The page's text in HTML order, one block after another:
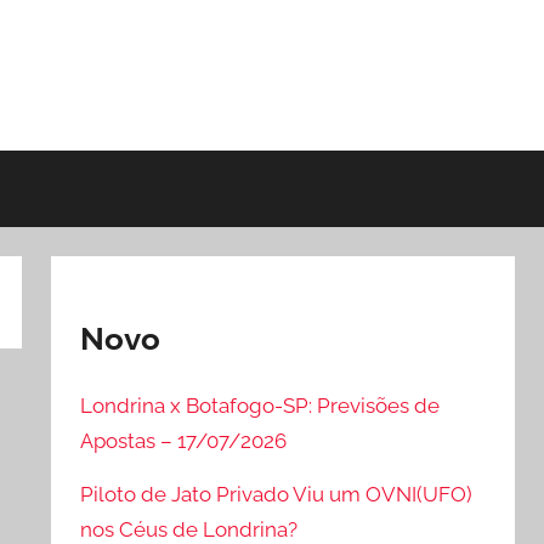
Novo
Londrina x Botafogo-SP: Previsões de
Apostas – 17/07/2026
Piloto de Jato Privado Viu um OVNI(UFO)
nos Céus de Londrina?